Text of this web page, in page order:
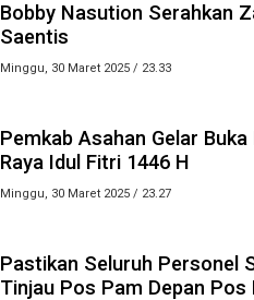
Bobby Nasution Serahkan
Saentis
Minggu, 30 Maret 2025 / 23.33
Pemkab Asahan Gelar
Raya Idul Fitri 1446 H
Minggu, 30 Maret 2025 / 23.27
Pastikan Seluruh Personel
Tinjau Pos Pam Depan Pos